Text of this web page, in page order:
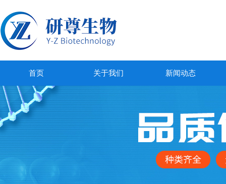
首页 关于我们 新闻动态